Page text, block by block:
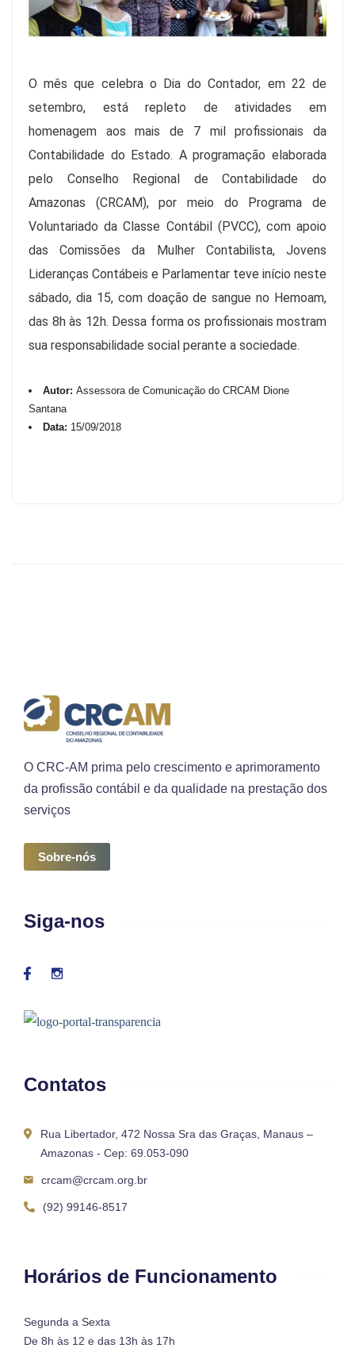
O mês que celebra o Dia do Contador, em 22 de
setembro, está repleto de atividades em
homenagem aos mais de 7 mil profissionais da
Contabilidade do Estado. A programação elaborada
pelo Conselho Regional de Contabilidade do
Amazonas (CRCAM), por meio do Programa de
Voluntariado da Classe Contábil (PVCC), com apoio
das Comissões da Mulher Contabilista, Jovens
Lideranças Contábeis e Parlamentar teve início neste
sábado, dia 15, com doação de sangue no Hemoam,
das 8h às 12h. Dessa forma os profissionais mostram
sua responsabilidade social perante a sociedade.
Autor: Assessora de Comunicação do CRCAM Dione
Santana
Data: 15/09/2018
O CRC-AM prima pelo crescimento e aprimoramento
da profissão contábil e da qualidade na prestação dos
serviços
Sobre-nós
Siga-nos
Contatos
Rua Libertador, 472 Nossa Sra das Graças, Manaus –
Amazonas - Cep: 69.053-090
crcam@crcam.org.br
(92) 99146-8517
Horários de Funcionamento
Segunda a Sexta
De 8h às 12 e das 13h às 17h